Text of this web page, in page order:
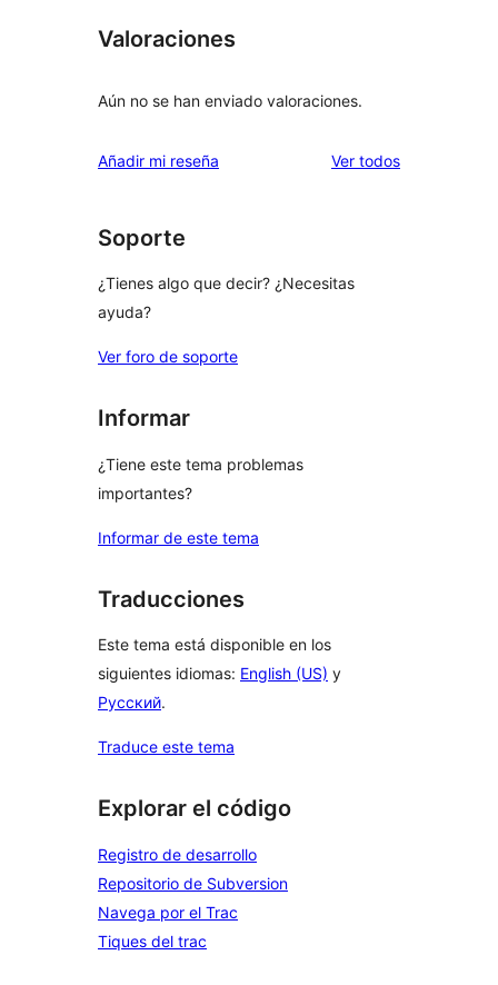
Valoraciones
Aún no se han enviado valoraciones.
Añadir mi reseña Ver todoslos
Soporte
¿Tienes algo que decir? ¿Necesitas
ayuda?
Ver foro de soporte
Informar
¿Tiene este tema problemas
importantes?
Informar de este tema
Traducciones
Este tema está disponible en los
siguientes idiomas: English (US) y
Русский.
Traduce este tema
Explorar el código
Registro de desarrollo
Repositorio de Subversion
Navega por el Trac
Tiques del trac